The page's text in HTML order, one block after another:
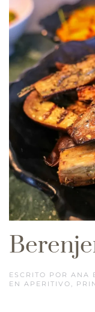
ESCRITO POR ANA
EN APERITIVO ,